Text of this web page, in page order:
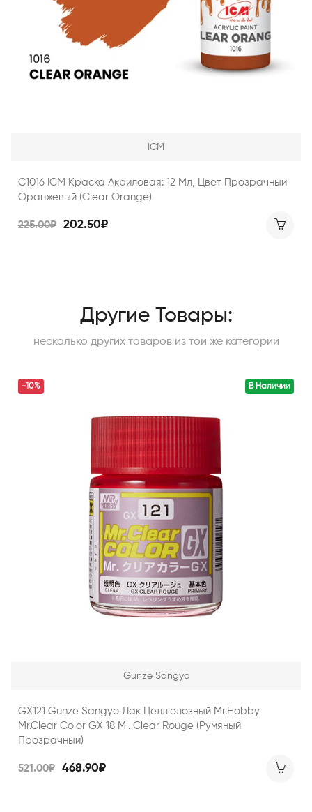
ICM
C1016 ICM Краска Акриловая: 12 Мл, Цвет Прозрачный
Оранжевый (Clear Orange)
225.00₽ 202.50₽
Другие Товары:
несколько других товаров из той же категории
В Наличии
-10%
Gunze Sangyo
GX121 Gunze Sangyo Лак Целлюлозный Mr.Hobby
Mr.Clear Color GX 18 Ml. Clear Rouge (румяный
Прозрачный)
521.00₽ 468.90₽